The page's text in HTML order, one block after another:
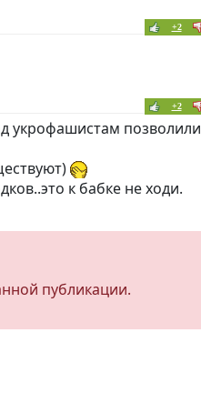
+2
+2
укрофашистам позволили
к бабке не ходи.
публикации.